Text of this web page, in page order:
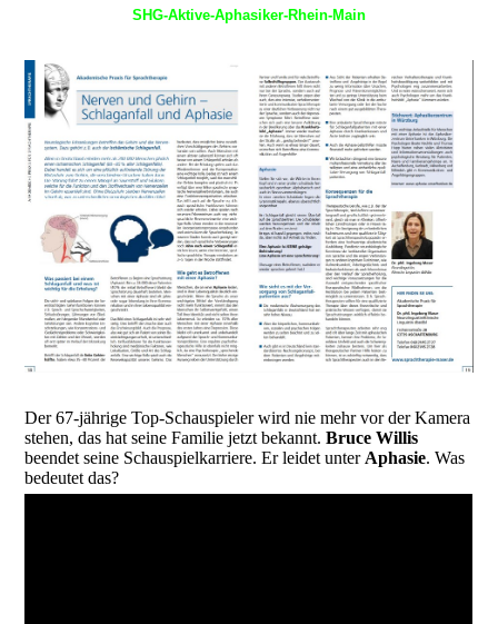
SHG-Aktive-Aphasiker-Rhein-Main
Der 67-jährige Top-Schauspieler wird nie mehr vor der Kamera
stehen, das hat seine Familie jetzt bekannt.Bruce Willis
beendet seine Schauspielkarriere. Er leidet unter Aphasie. Was
bedeutet das?